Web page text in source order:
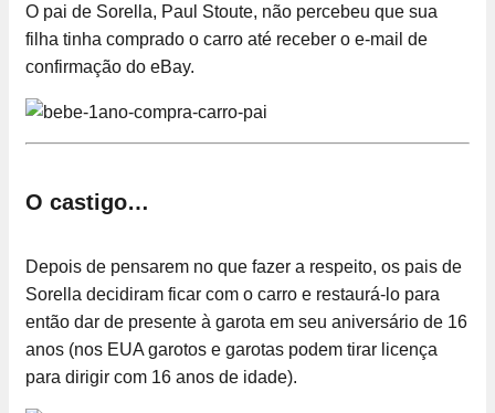
O pai de Sorella, Paul Stoute, não percebeu que sua
filha tinha comprado o carro até receber o e-mail de
confirmação do eBay.
O castigo…
Depois de pensarem no que fazer a respeito, os pais de
Sorella decidiram ficar com o carro e restaurá-lo para
então dar de presente à garota em seu aniversário de 16
anos (nos EUA garotos e garotas podem tirar licença
para dirigir com 16 anos de idade).